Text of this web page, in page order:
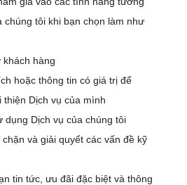
chúng tôi khi bạn chọn làm như
hàng
hoặc thông tin có giá trị để
thiện Dịch vụ của mình
dụng Dịch vụ của chúng tôi
và giải quyết các vấn đề kỹ
tin tức, ưu đãi đặc biệt và thông